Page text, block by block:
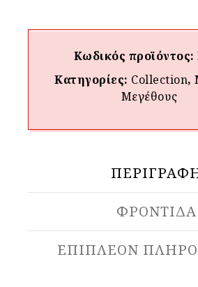
Κωδικός προϊόντος:
Κατηγορίες: Collection,
Mεγέθους
ΦΡΟΝΤΙΔΑ
ΕΠΙΠΛΈΟΝ